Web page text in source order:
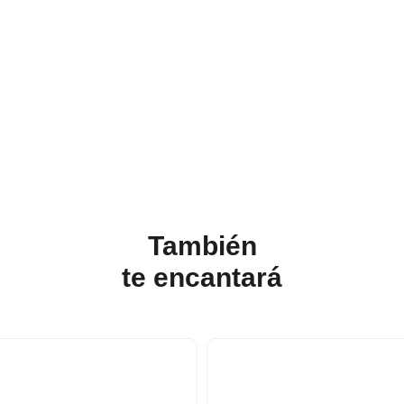
También
te encantará